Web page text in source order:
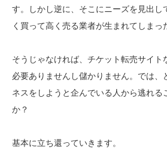
す。しかし逆に、そこにニーズを見出し
く買って高く売る業者が生まれてしまっ
そうじゃなければ、チケット転売サイト
必要ありませんし儲かりません。では、
ネスをしようと企んでいる人から逃れる
か？
基本に立ち還っていきます。